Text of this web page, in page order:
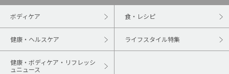
ボディケア 食・レシピ
健康・ヘルスケア ライフスタイル特集
健康・ボディケア・リフレッシ
ュニュース